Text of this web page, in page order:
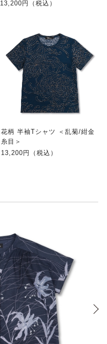
13,200円（税込）
花柄 半袖Tシャツ ＜乱菊/紺金
糸目＞
13,200円（税込）